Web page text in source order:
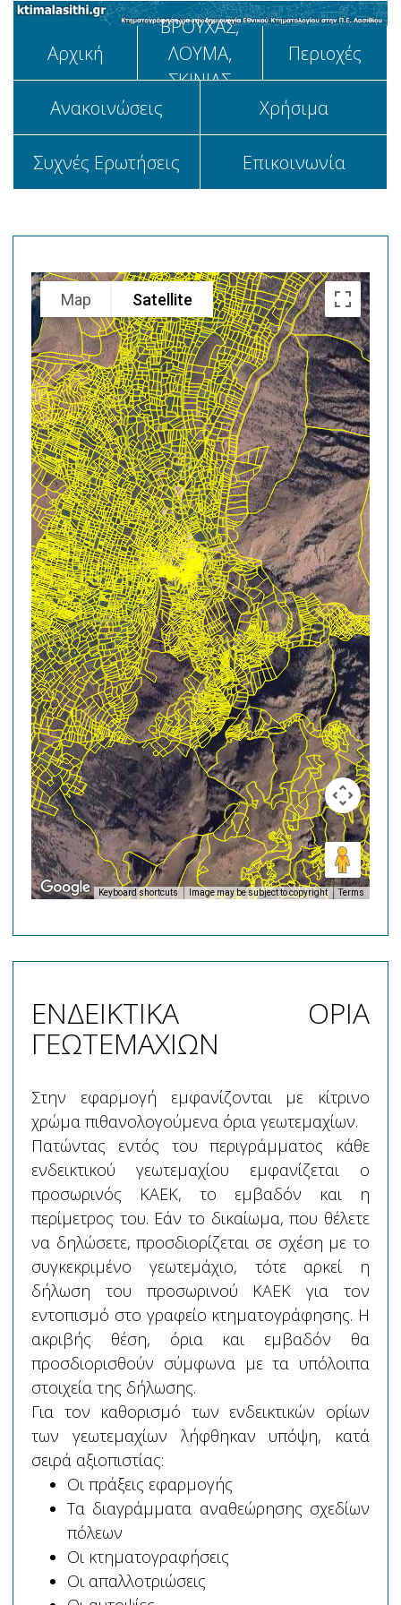
Αρχική
ΒΡΟΥΧΑΣ,
ΛΟΥΜΑ,
ΣΚΙΝΙΑΣ
Περιοχές
Aνακοινώσεις Χρήσιμα
Συχνές Ερωτήσεις Επικοινωνία
Map Satellite
Keyboard shortcuts Image may be subject to copyright Terms
ΕΝΔΕΙΚΤΙΚΑ ΟΡΙΑ
ΓΕΩΤΕΜΑΧΙΩΝ
Στην εφαρμογή εμφανίζονται με κίτρινο
χρώμα πιθανολογούμενα όρια γεωτεμαχίων.
Πατώντας εντός του περιγράμματος κάθε
ενδεικτικού γεωτεμαχίου εμφανίζεται ο
προσωρινός ΚΑΕΚ, το εμβαδόν και η
περίμετρος του. Εάν το δικαίωμα, που θέλετε
να δηλώσετε, προσδιορίζεται σε σχέση με το
συγκεκριμένο γεωτεμάχιο, τότε αρκεί η
δήλωση του προσωρινού ΚΑΕΚ για τον
εντοπισμό στο γραφείο κτηματογράφησης. Η
ακριβής θέση, όρια και εμβαδόν θα
προσδιορισθούν σύμφωνα με τα υπόλοιπα
στοιχεία της δήλωσης.
Για τον καθορισμό των ενδεικτικών ορίων
των γεωτεμαχίων λήφθηκαν υπόψη, κατά
σειρά αξιοπιστίας:
Οι πράξεις εφαρμογής
Τα διαγράμματα αναθεώρησης σχεδίων
πόλεων
Οι κτηματογραφήσεις
Οι απαλλοτριώσεις